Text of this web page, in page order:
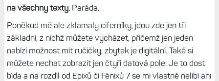
na všechny texty.Paráda.
Poněkud mě ale zklamaly ciferníky, jdou zde jen tři
základní, z nichž můžete vycházet, přičemž jen jeden
nabízí možnost mít ručičky, zbytek je digitální. Také si
můžete nechat zobrazit jen čtyři datová pole. Je to dost
bída a na rozdíl od Epixů či Fénixů 7 se mi vlastně nelíbí ani